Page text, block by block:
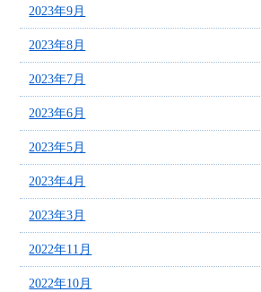
2023年9月
2023年8月
2023年7月
2023年6月
2023年5月
2023年4月
2023年3月
2022年11月
2022年10月